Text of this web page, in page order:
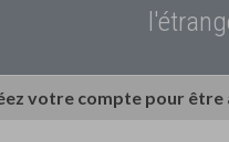
votre compte pour